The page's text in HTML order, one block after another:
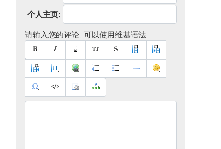
个人主页:
请输入您的评论. 可以使用维基语法: